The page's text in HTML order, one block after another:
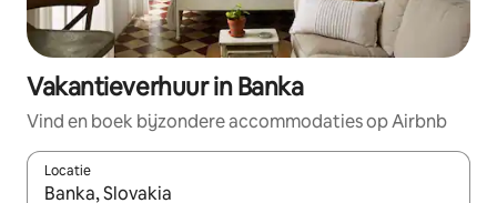
Vakantieverhuur in Banka
Vind en boek bijzondere accommodaties op Airbnb
Locatie
Wanneer er suggesties beschikbaar zijn, maak je een keuze